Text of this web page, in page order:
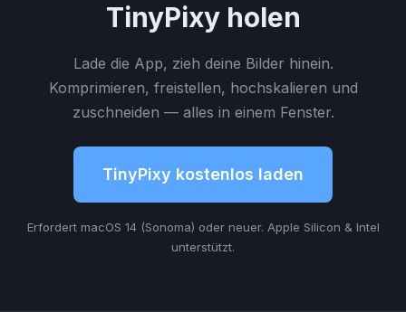
TinyPixy holen
Lade die App, zieh deine Bilder hinein.
Komprimieren, freistellen, hochskalieren und
zuschneiden — alles in einem Fenster.
TinyPixy kostenlos laden
Erfordert macOS 14 (Sonoma) oder neuer. Apple Silicon & Intel
unterstützt.